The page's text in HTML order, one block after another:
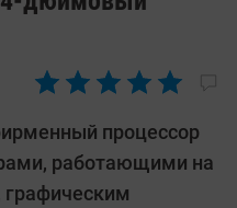
процессор
работающими на
графическим